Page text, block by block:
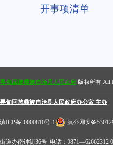
开事项清单
寻甸回族彝族自治县人民政府 版权所有 All
寻甸回族彝族自治县人民政府办公室 主办
滇ICP备20000810号-1 滇公网安备
街道办南钟街36号 电话：